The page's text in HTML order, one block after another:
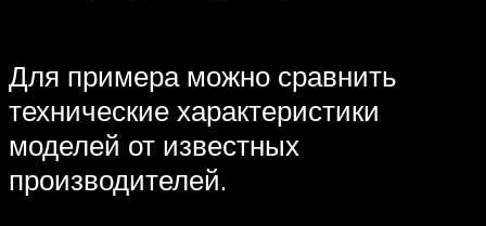
Для примера можно сравнить
технические характеристики
моделей от известных
производителей.